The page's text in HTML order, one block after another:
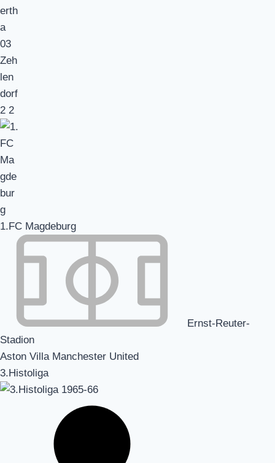
2 2
1.FC Magdeburg
Ernst-Reuter-
Stadion
Aston Villa Manchester United
3.Histoliga